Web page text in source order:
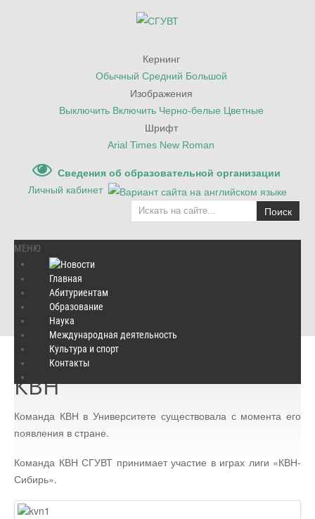
Кернинг
Обычный Средний Большой
Изображения
Выключить Включить Черно-белые Цветные
Шрифт
Arial Times New Roman
Сведения об образовательной организации
Личный кабинет
Поиск
МЕНЮ
Главная
Абитуриентам
Образование
Наука
Международная деятельность
Культура и спорт
Контакты
Главная / Культура и спорт
КВН
КВН
Команда КВН в Университете существовала с момента его
появления в стране.
Команда КВН СГУВТ принимает участие в играх лиги «КВН-
Сибирь».